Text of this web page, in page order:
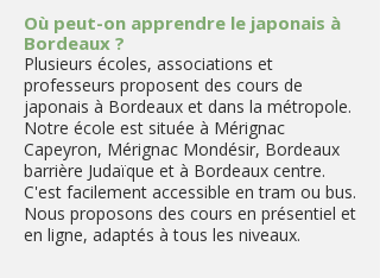
​Où peut-on apprendre le japonais à
Bordeaux ?
Plusieurs écoles, associations et
professeurs proposent des cours de
japonais à Bordeaux et dans la métropole.
Notre école est située à Mérignac
Capeyron, Mérignac Mondésir, Bordeaux
barrière Judaïque et à Bordeaux centre.
C'est facilement accessible en tram ou bus.
Nous proposons des cours en présentiel et
en ligne, adaptés à tous les niveaux.